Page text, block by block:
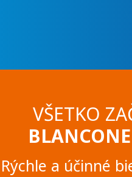
VŠETKO
Rýchle a účinné